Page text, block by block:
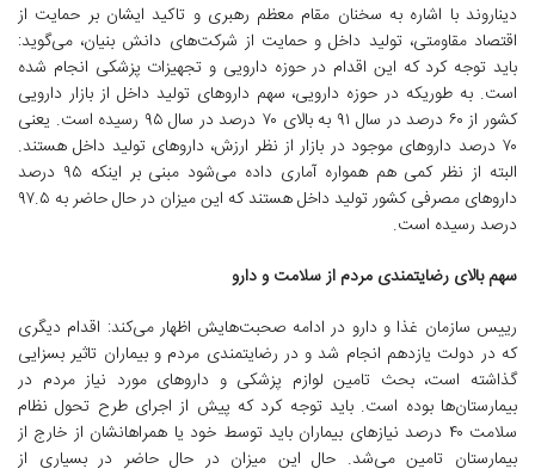
دیناروند با اشاره به سخنان مقام معظم رهبری و تاکید ایشان بر حمایت از
اقتصاد مقاومتی، تولید داخل و حمایت از شرکت‌های دانش بنیان، می‌گوید:
باید توجه کرد که این اقدام در حوزه دارویی و تجهیزات پزشکی انجام شده
است. به طوریکه در حوزه دارویی، سهم داروهای تولید داخل از بازار دارویی
کشور از ۶۰ درصد در سال ۹۱ به بالای ۷۰ درصد در سال ۹۵ رسیده است. یعنی
۷۰ درصد داروهای موجود در بازار از نظر ارزش، داروهای تولید داخل هستند.
البته از نظر کمی هم همواره آماری داده می‌شود مبنی بر اینکه ۹۵ درصد
داروهای مصرفی کشور تولید داخل هستند که این میزان در حال حاضر به ۹۷.۵
درصد رسیده است.
سهم بالای رضایتمندی مردم از سلامت و دارو
رییس سازمان غذا و دارو در ادامه صحبت‌هایش اظهار می‌کند: اقدام دیگری
که در دولت یازدهم انجام شد و در رضایتمندی مردم و بیماران تاثیر بسزایی
گذاشته است، بحث تامین لوازم پزشکی و داروهای مورد نیاز مردم در
بیمارستان‌ها بوده است. باید توجه کرد که پیش از اجرای طرح تحول نظام
سلامت ۴۰ درصد نیازهای بیماران باید توسط خود یا همراهانشان از خارج از
بیمارستان تامین می‌شد. حال این میزان در حال حاضر در بسیاری از